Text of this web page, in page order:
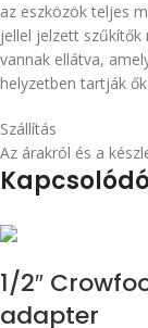
az eszközök teljes
jellel jelzett szűkítők
vannak ellátva,
helyzetben tartják
Szállítás
Az árakról és a
1/2″
adapter